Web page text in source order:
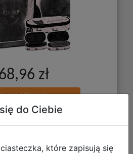
zł
KOSZYKA
do Ciebie
które zapisują się